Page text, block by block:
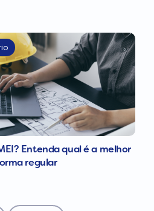
Entenda qual é a melhor
regular